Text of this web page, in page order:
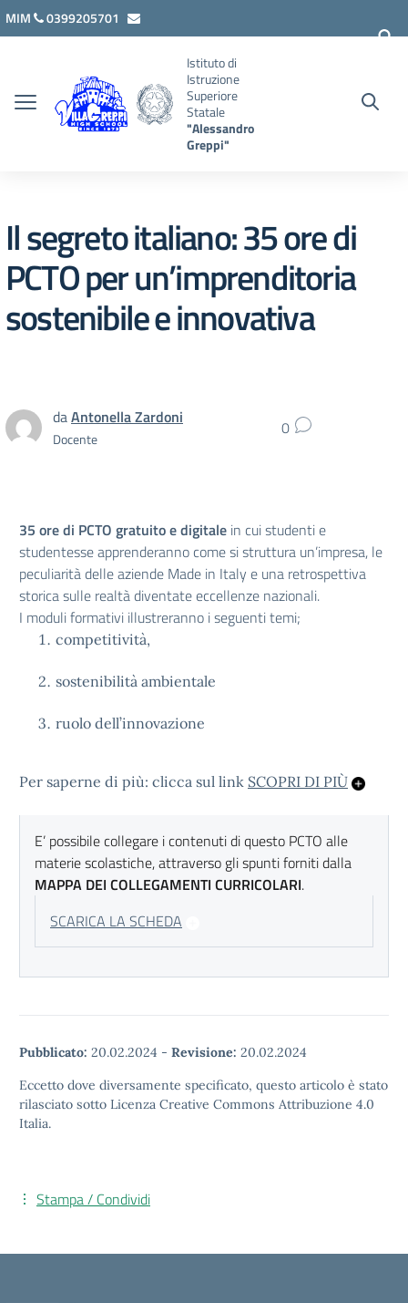
Vai ai contenuti
Vai al menu di navigazione
Vai al footer
MIM
0399205701
Istituto di
Istruzione
Superiore
Statale
"Alessandro
Greppi"
Il segreto italiano: 35 ore di
PCTO per un’imprenditoria
sostenibile e innovativa
daAntonella Zardoni
Docente 0
35 ore di PCTO gratuito e digitale in cui studenti e
studentesse apprenderanno come si struttura un’impresa, le
peculiarità delle aziende Made in Italy e una retrospettiva
storica sulle realtà diventate eccellenze nazionali.
I moduli formativi illustreranno i seguenti temi;
competitività,
sostenibilità ambientale
ruolo dell’innovazione
Per saperne di più: clicca sul link SCOPRI DI PIÙ
E’ possibile collegare i contenuti di questo PCTO alle
materie scolastiche, attraverso gli spunti forniti dalla
MAPPA DEI COLLEGAMENTI CURRICOLARI.
SCARICA LA SCHEDA
Pubblicato: 20.02.2024 - Revisione: 20.02.2024
Eccetto dove diversamente specificato, questo articolo è stato
rilasciato sotto Licenza Creative Commons Attribuzione 4.0
Italia.
Stampa / Condividi